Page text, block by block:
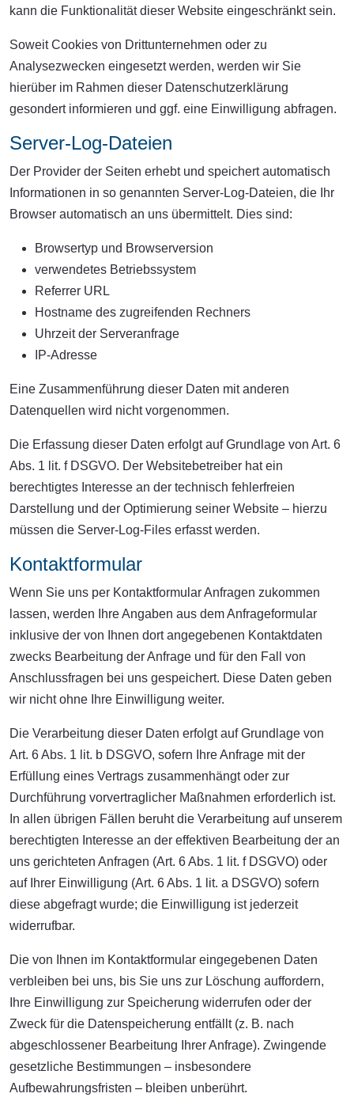
kann die Funktionalität dieser Website eingeschränkt sein.
Soweit Cookies von Drittunternehmen oder zu
Analysezwecken eingesetzt werden, werden wir Sie
hierüber im Rahmen dieser Datenschutzerklärung
gesondert informieren und ggf. eine Einwilligung abfragen.
Server-Log-Dateien
Der Provider der Seiten erhebt und speichert automatisch
Informationen in so genannten Server-Log-Dateien, die Ihr
Browser automatisch an uns übermittelt. Dies sind:
Browsertyp und Browserversion
verwendetes Betriebssystem
Referrer URL
Hostname des zugreifenden Rechners
Uhrzeit der Serveranfrage
IP-Adresse
Eine Zusammenführung dieser Daten mit anderen
Datenquellen wird nicht vorgenommen.
Die Erfassung dieser Daten erfolgt auf Grundlage von Art. 6
Abs. 1 lit. f DSGVO. Der Websitebetreiber hat ein
berechtigtes Interesse an der technisch fehlerfreien
Darstellung und der Optimierung seiner Website – hierzu
müssen die Server-Log-Files erfasst werden.
Kontaktformular
Wenn Sie uns per Kontaktformular Anfragen zukommen
lassen, werden Ihre Angaben aus dem Anfrageformular
inklusive der von Ihnen dort angegebenen Kontaktdaten
zwecks Bearbeitung der Anfrage und für den Fall von
Anschlussfragen bei uns gespeichert. Diese Daten geben
wir nicht ohne Ihre Einwilligung weiter.
Die Verarbeitung dieser Daten erfolgt auf Grundlage von
Art. 6 Abs. 1 lit. b DSGVO, sofern Ihre Anfrage mit der
Erfüllung eines Vertrags zusammenhängt oder zur
Durchführung vorvertraglicher Maßnahmen erforderlich ist.
In allen übrigen Fällen beruht die Verarbeitung auf unserem
berechtigten Interesse an der effektiven Bearbeitung der an
uns gerichteten Anfragen (Art. 6 Abs. 1 lit. f DSGVO) oder
auf Ihrer Einwilligung (Art. 6 Abs. 1 lit. a DSGVO) sofern
diese abgefragt wurde; die Einwilligung ist jederzeit
widerrufbar.
Die von Ihnen im Kontaktformular eingegebenen Daten
verbleiben bei uns, bis Sie uns zur Löschung auffordern,
Ihre Einwilligung zur Speicherung widerrufen oder der
Zweck für die Datenspeicherung entfällt (z. B. nach
abgeschlossener Bearbeitung Ihrer Anfrage). Zwingende
gesetzliche Bestimmungen – insbesondere
Aufbewahrungsfristen – bleiben unberührt.